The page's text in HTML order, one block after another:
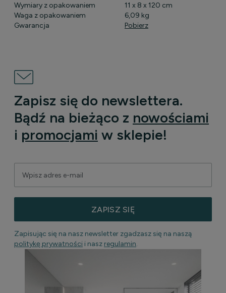
Wymiary z opakowaniem
11 x 8 x 120 cm
Waga z opakowaniem
6,09 kg
Gwarancja
Pobierz
Zapisz się do newslettera.
Bądź na bieżąco z nowościami
i promocjami w sklepie!
ZAPISZ SIĘ
Zapisując się na nasz newsletter zgadzasz się na naszą
politykę prywatności i nasz regulamin.